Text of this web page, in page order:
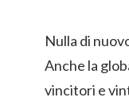
Nulla di
Anche la
vincitori e